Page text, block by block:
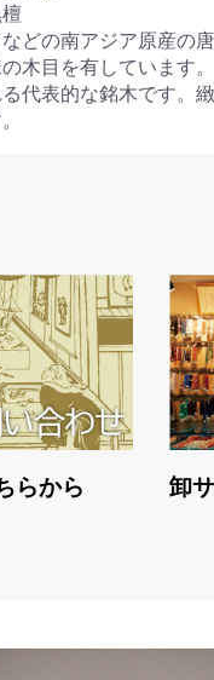
へ進む
檀
どの南アジア原産の
木目を有しています
代表的な銘木です。
らから 卸